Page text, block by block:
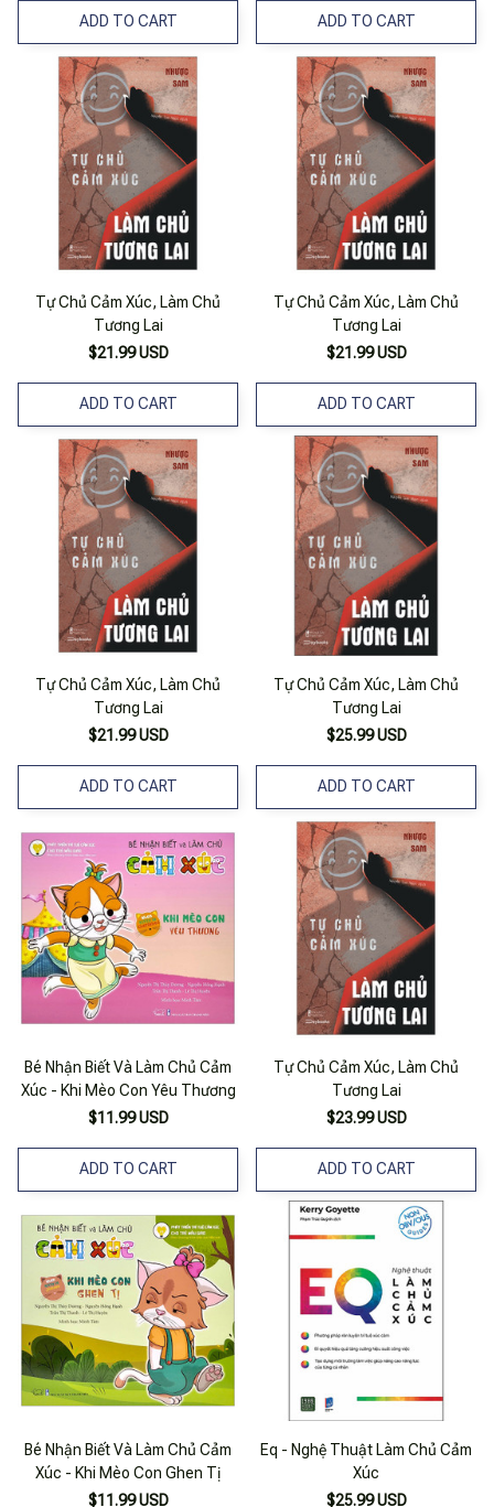
ADD TO CART ADD TO CART
Tự Chủ Cảm Xúc, Làm Chủ
Tương Lai
$21.99 USD
ADD TO CART
Tự Chủ Cảm Xúc, Làm Chủ
Tương Lai
$21.99 USD
ADD TO CART
Tự Chủ Cảm Xúc, Làm Chủ
Tương Lai
$21.99 USD
ADD TO CART
Tự Chủ Cảm Xúc, Làm Chủ
Tương Lai
$25.99 USD
ADD TO CART
Bé Nhận Biết Và Làm Chủ Cảm
Xúc - Khi Mèo Con Yêu Thương
$11.99 USD
ADD TO CART
Tự Chủ Cảm Xúc, Làm Chủ
Tương Lai
$23.99 USD
ADD TO CART
Bé Nhận Biết Và Làm Chủ Cảm
Xúc - Khi Mèo Con Ghen Tị
$11.99 USD
Eq - Nghệ Thuật Làm Chủ Cảm
Xúc
$25.99 USD